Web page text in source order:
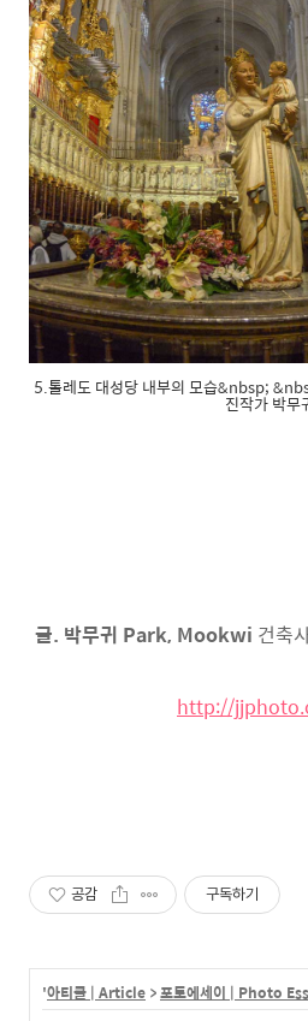
5.톨레도 대성당 내부의 모습&nbsp;
진작가 박무
글. 박무귀 Park, Mookwi 건축
http://
공감 구독하기
'아티클 | Article >포토에세이 | Photo